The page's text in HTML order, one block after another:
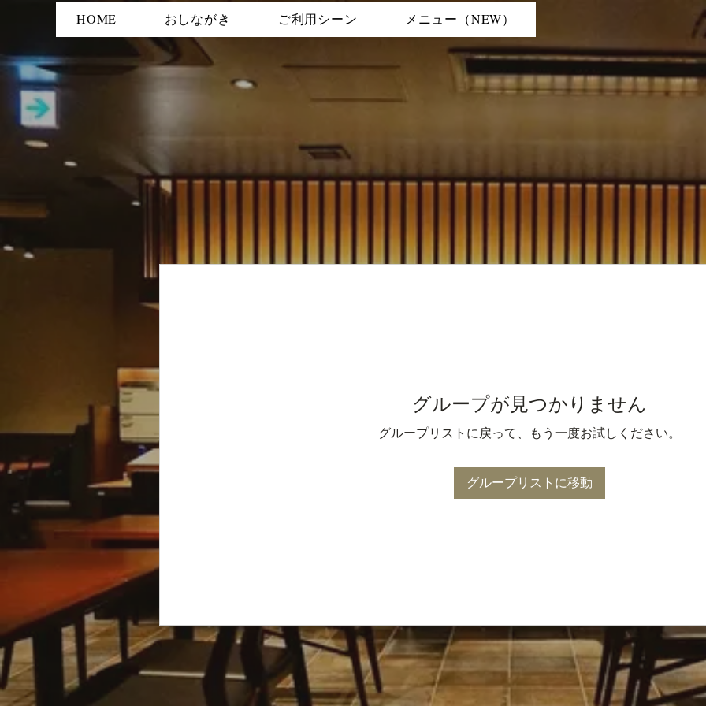
HOME おしながき ご利用シーン メニュー（NEW）
グループが見つかりません
グループリストに戻って、もう一度お試しください。
グループリストに移動